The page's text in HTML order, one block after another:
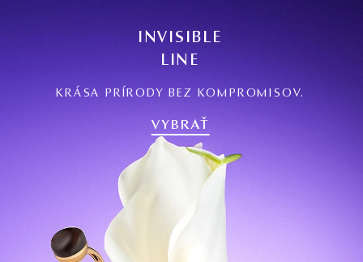
INVISIBLE
LINE
KRÁSA PRÍRODY BEZ KOMPROMISOV.
VYBRAŤ